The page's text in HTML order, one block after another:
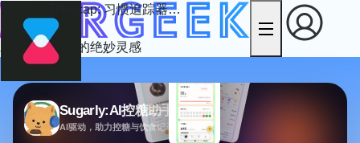
发现数字匠人的绝妙灵感
Sugarly:AI控糖助手
AI驱动，助力控糖与饮食记录，提供个性化建议
Timecap: 习惯追踪器和...